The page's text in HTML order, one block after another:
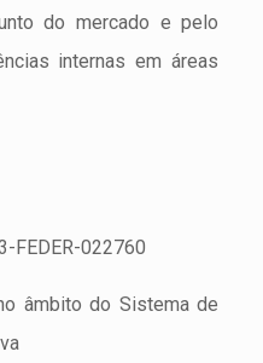
do mercado e pelo
internas em áreas
FEDER-022760
âmbito do Sistema de